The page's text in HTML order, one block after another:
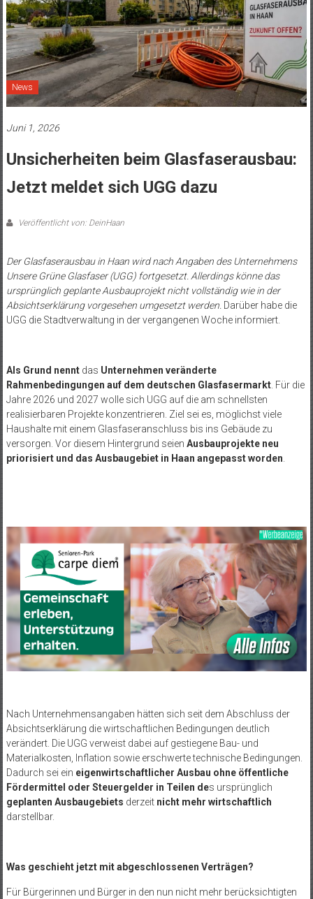
News
Juni 1, 2026
Unsicherheiten beim Glasfaserausbau:
Jetzt meldet sich UGG dazu
Veröffentlicht von: DeinHaan
Der Glasfaserausbau in Haan wird nach Angaben des Unternehmens
Unsere Grüne Glasfaser (UGG) fortgesetzt. Allerdings könne das
ursprünglich geplante Ausbauprojekt nicht vollständig wie in der
Absichtserklärung vorgesehen umgesetzt werden. Darüber habe die
UGG die Stadtverwaltung in der vergangenen Woche informiert.
Als Grund nenntdas Unternehmen veränderte
Rahmenbedingungen auf dem deutschen Glasfasermarkt. Für die
Jahre 2026 und 2027 wolle sich UGG auf die am schnellsten
realisierbaren Projekte konzentrieren. Ziel sei es, möglichst viele
Haushalte mit einem Glasfaseranschluss bis ins Gebäude zu
versorgen. Vor diesem Hintergrund seien Ausbauprojekte neu
priorisiert und das Ausbaugebiet in Haan angepasst worden
Nach Unternehmensangaben hätten sich seit dem Abschluss der
Absichtserklärung die wirtschaftlichen Bedingungen deutlich
verändert. Die UGG verweist dabei auf gestiegene Bau- und
Materialkosten, Inflation sowie erschwerte technische Bedingungen.
Dadurch sei ein eigenwirtschaftlicher Ausbau ohne öffentliche
Fördermittel oder Steuergelder in Teilen des ursprünglich
geplanten Ausbaugebiets derzeit nicht mehr wirtschaftlich
darstellbar.
Was geschieht jetzt mit abgeschlossenen Verträgen?
Für Bürgerinnen und Bürger in den nun nicht mehr berücksichtigten